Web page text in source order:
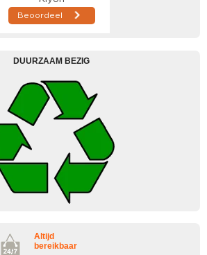
DUURZAAM BEZIG
Altijd
bereikbaar